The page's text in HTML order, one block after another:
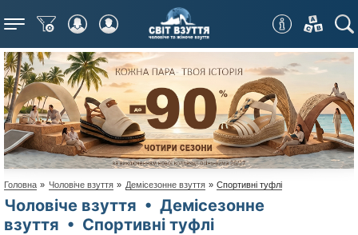
Меню
Головна » Чоловіче взуття » Демісезонне взуття » Спортивні туфлі
Чоловіче взуття • Демісезонне
взуття • Спортивні туфлі